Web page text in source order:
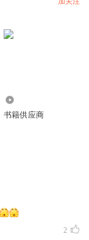
书籍供应商
2